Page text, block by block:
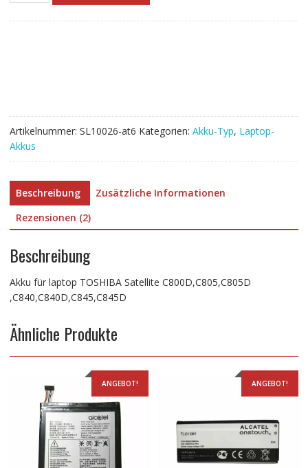
Artikelnummer: SL10026-at6 Kategorien: Akku-Typ, Laptop-
Akkus
Beschreibung
Zusätzliche Informationen
Rezensionen (2)
Beschreibung
Akku für laptop TOSHIBA Satellite C800D,C805,C805D
,C840,C840D,C845,C845D
Ähnliche Produkte
ANGEBOT! ANGEBOT!